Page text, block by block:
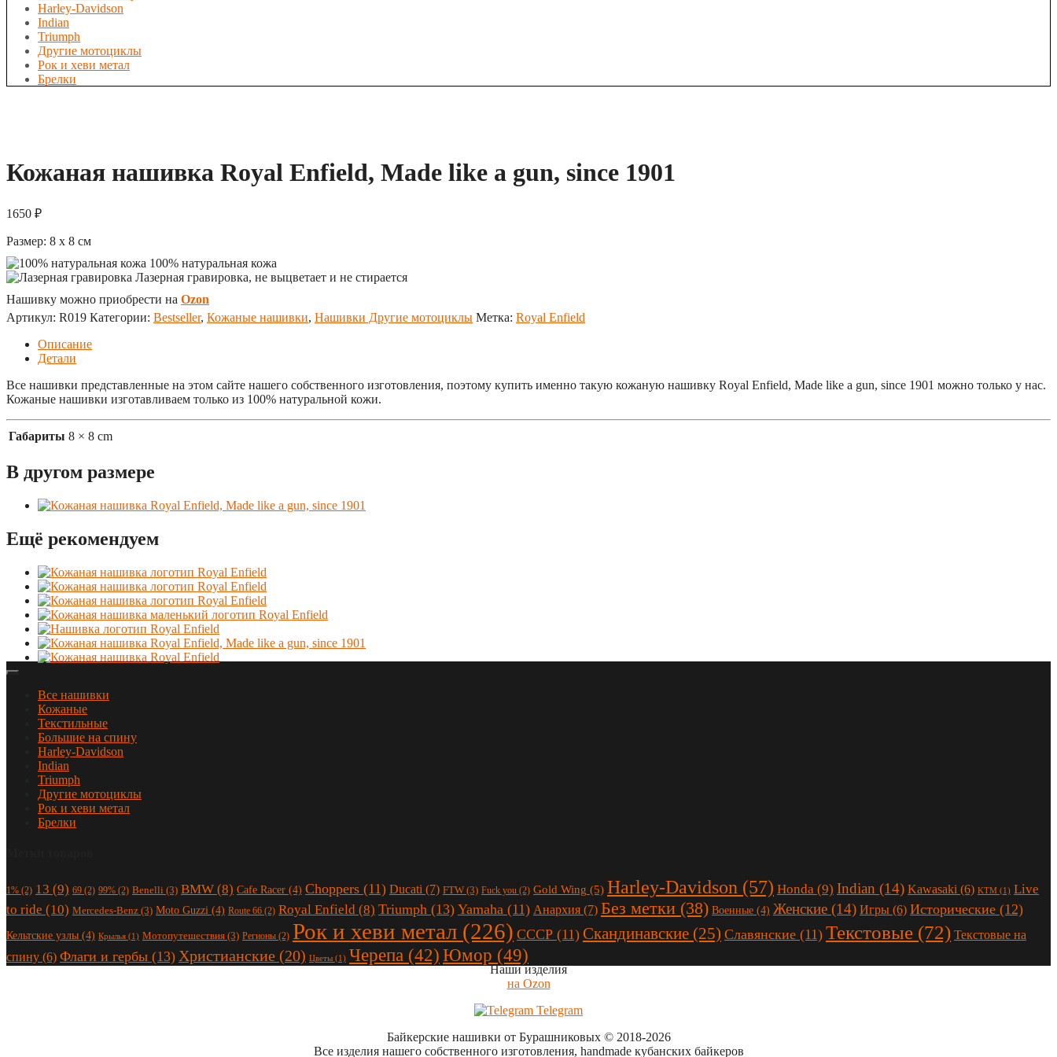
Harley-Davidson
Indian
Triumph
Другие мотоциклы
Рок и хеви метал
Брелки
Кожаная нашивка Royal Enfield, Made like a gun, since 1901
1650 ₽
Размер: 8 x 8 см
100% натуральная кожа
Лазерная гравировка, не выцветает и не стирается
Нашивку можно приобрести на Ozon
Артикул: R019 Категории: Bestseller, Кожаные нашивки, Нашивки Другие мотоциклы Метка: Royal Enfield
Описание
Детали
Все нашивки представленные на этом сайте нашего собственного изготовления, поэтому купить именно такую кожаную нашивку Royal Enfield, Made like a gun, since 1901 можно только у нас.
Кожаные нашивки изготавливаем только из 100% натуральной кожи.
Габариты 8 × 8 cm
В другом размере
Ещё рекомендуем
Все нашивки
Кожаные
Текстильные
Большие на спину
Harley-Davidson
Indian
Triumph
Другие мотоциклы
Рок и хеви метал
Брелки
1% (2) 13 (9) 69 (2) 99% (2) Benelli (3) BMW (8) Cafe Racer (4) Choppers (11) Ducati (7) FTW (3) Fuck you (2) Gold Wing (5) Harley-Davidson (57) Honda (9) Indian (14) Kawasaki (6) KTM (1) Live
to ride (10) Mercedes-Benz (3) Moto Guzzi (4) Route 66 (2) Royal Enfield (8) Triumph (13) Yamaha (11) Анархия (7) Без метки (38) Военные (4) Женские (14) Игры (6) Исторические (12)
Кельтские узлы (4) Крылья (1) Мотопутешествия (3) Регионы (2) Рок и хеви метал (226) СССР (11) Скандинавские (25) Славянские (11) Текстовые (72) Текстовые на
спину (6) Флаги и гербы (13) Христианские (20) Цветы (1) Черепа (42) Юмор (49)
Наши изделия
на Ozon
Telegram
Байкерские нашивки от Бурашниковых© 2018-2026
Все изделия нашего собственного изготовления, handmade кубанских байкеров